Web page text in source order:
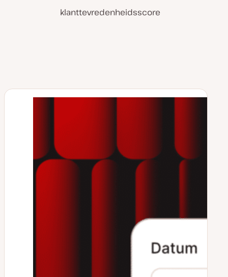
klanttevredenheidsscore